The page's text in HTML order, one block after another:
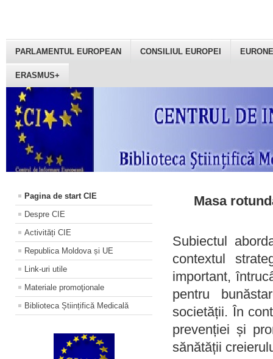
PARLAMENTUL EUROPEAN CONSILIUL EUROPEI
ERASMUS+
Pagina de start CIE
Despre CIE
Activități CIE
Republica Moldova și UE
Link-uri utile
Materiale promoţionale
Biblioteca Științifică Medicală
Masa
Subiectul
contextul
important,
pentru
societății. În
prevenției și
sănătății